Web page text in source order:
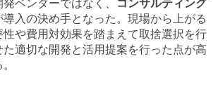
導入の決め手となった。現場から上がる
や費用対効果を踏まえて取捨選択を行
適切な開発と活用提案を行った点が高